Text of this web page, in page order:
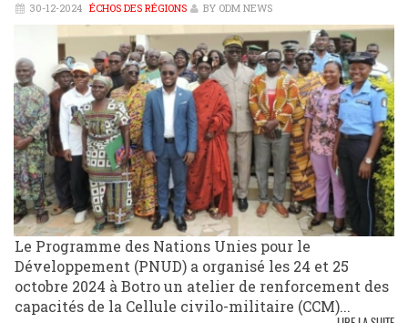
30-12-2024 ÉCHOS DES RÉGIONS BY ODM NEWS
Le Programme des Nations Unies pour le
Développement (PNUD) a organisé les 24 et 25
octobre 2024 à Botro un atelier de renforcement des
capacités de la Cellule civilo-militaire (CCM)...